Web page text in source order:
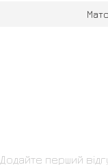
Додайте перший